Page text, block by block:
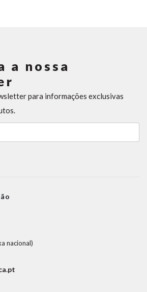
a nossa
para informações exclusivas
nacional)